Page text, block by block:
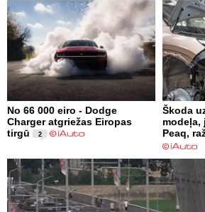
No 66 000 eiro - Dodge
Charger atgriežas Eiropas
tirgū
2
Škoda
modeļa,
Peaq,